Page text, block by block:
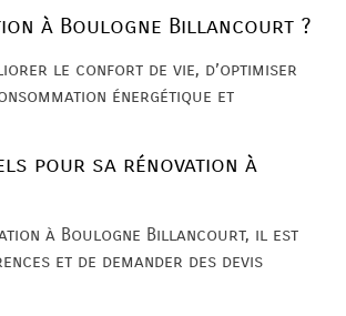
à Boulogne Billancourt ?
le confort de vie, d’optimiser
énergétique et
pour sa rénovation à
à Boulogne Billancourt, il est
et de demander des devis